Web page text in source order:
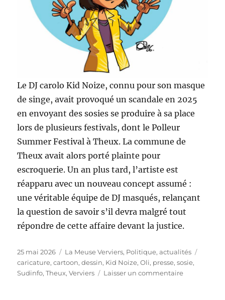
Le DJ carolo Kid Noize, connu pour son masque
de singe, avait provoqué un scandale en 2025
en envoyant des sosies se produire à sa place
lors de plusieurs festivals, dont le Polleur
Summer Festival à Theux. La commune de
Theux avait alors porté plainte pour
escroquerie. Un an plus tard, l’artiste est
réapparu avec un nouveau concept assumé :
une véritable équipe de DJ masqués, relançant
la question de savoir s’il devra malgré tout
répondre de cette affaire devant la justice.
Publié
le
25 mai 2026 Catégories
La Meuse Verviers, Politique, actualités
caricature,cartoon,dessin, Kid Noize,Oli, presse,sosie,
Sudinfo,Theux,Verviers Laisser un commentairesur